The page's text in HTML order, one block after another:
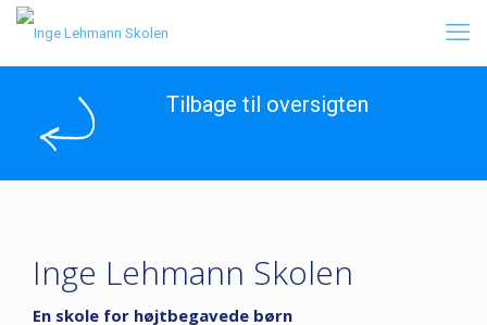
Tilbage til oversigten
Inge Lehmann Skolen
En skole for højtbegavede børn